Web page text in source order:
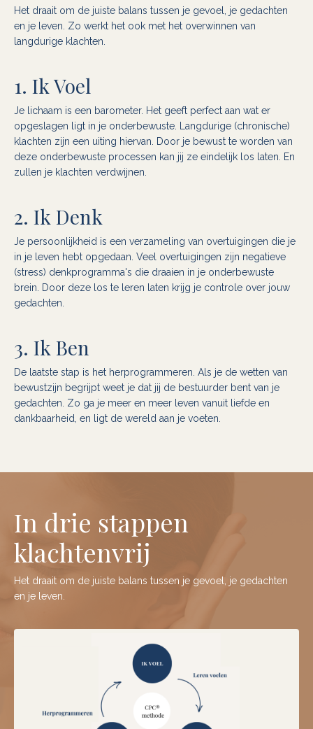
Het draait om de juiste balans tussen je gevoel, je gedachten
en je leven. Zo werkt het ook met het overwinnen van
langdurige klachten.
1. Ik Voel
Je lichaam is een barometer. Het geeft perfect aan wat er
opgeslagen ligt in je onderbewuste. Langdurige (chronische)
klachten zijn een uiting hiervan. Door je bewust te worden van
deze onderbewuste processen kan jij ze eindelijk los laten. En
zullen je klachten verdwijnen.
2. Ik Denk
Je persoonlijkheid is een verzameling van overtuigingen die je
in je leven hebt opgedaan. Veel overtuigingen zijn negatieve
(stress) denkprogramma's die draaien in je onderbewuste
brein. Door deze los te leren laten krijg je controle over jouw
gedachten.
3. Ik Ben
De laatste stap is het herprogrammeren. Als je de wetten van
bewustzijn begrijpt weet je dat jij de bestuurder bent van je
gedachten. Zo ga je meer en meer leven vanuit liefde en
dankbaarheid, en ligt de wereld aan je voeten.
In drie stappen
klachtenvrij
Het draait om de juiste balans tussen je gevoel, je gedachten
en je leven.